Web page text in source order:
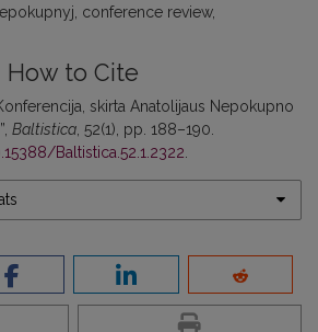
conference review
How to Cite
skirta Anatolijaus Nepokupno
Baltistica , 52(1), pp. 188–190.
Baltistica.52.1.2322